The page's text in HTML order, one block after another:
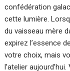
confédération
cette lumière.
du vaisseau mère
expirez l’essence
votre choix, mais
l’atelier